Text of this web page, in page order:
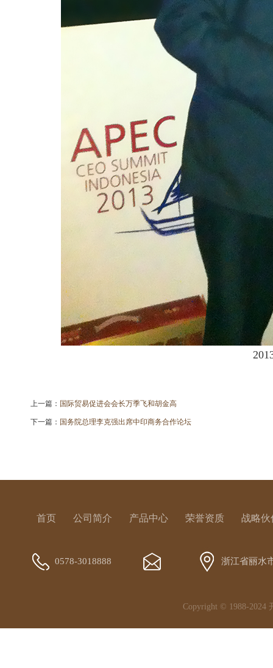
上一篇： 国际贸易促进会会长万季飞和胡金高
下一篇： 国务院总理李克强出席中印商务合作论坛
首页 公司简介 产品中心 荣誉资质 战略伙
0578-3018888 浙江省丽水
Copyright © 1988-2024